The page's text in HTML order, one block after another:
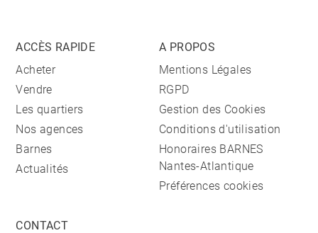
ACCÈS RAPIDE
Acheter
Vendre
Les quartiers
Nos agences
Barnes
Actualités
A PROPOS
Mentions Légales
RGPD
Gestion des Cookies
Conditions d'utilisation
Honoraires BARNES
Nantes-Atlantique
Préférences cookies
CONTACT